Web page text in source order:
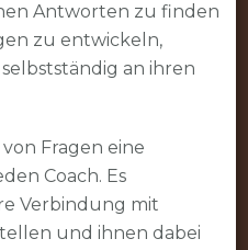
Antworten zu finden
zu entwickeln,
an ihren
Fragen eine
Coach. Es
Verbindung mit
und ihnen dabei